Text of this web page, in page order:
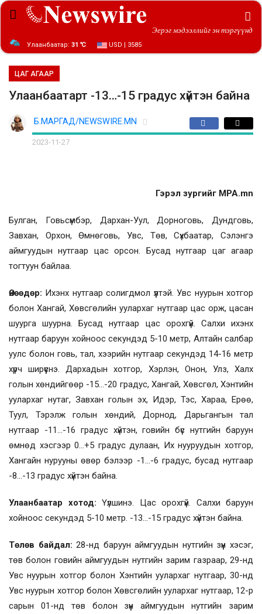
Эерэг мэдээллийг эн тэргүүнд
Улаанбаатар: 31 ℃ USD | 3585
ЦАГ АГААР
Улаанбаатарт -13…-15 градус хүйтэн байна
Б.МАРГАД/NEWSWIRE.MN
2023-11-27
Гэрэл зургийг MPA.mn
Булган, Говьсүмбэр, Дархан-Уул, Дорноговь, Дундговь,
Завхан, Орхон, Өмнөговь, Увс, Төв, Сүхбаатар, Сэлэнгэ
аймгуудын нутгаар цас орсон. Бусад нутгаар цаг агаар
тогтуун байлаа.
Өнөөдөр: Ихэнх нутгаар солигдмол үүлтэй. Увс нуурын хотгор
болон Хангай, Хөвсгөлийн уулархаг нутгаар цас орж, цасан
шуурга шуурна. Бусад нутгаар цас орохгүй. Салхи ихэнх
нутгаар баруун хойноос секундэд 5-10 метр, Алтайн салбар
уулс болон говь, тал, хээрийн нутгаар секундэд 14-16 метр
хүрч ширүүснэ. Дархадын хотгор, Хэрлэн, Онон, Улз, Халх
голын хөндийгөөр -15…-20 градус, Хангай, Хөвсгөл, Хэнтийн
уулархаг нутаг, Завхан голын эх, Идэр, Тэс, Хараа, Ерөө,
Туул, Тэрэлж голын хөндий, Дорнод, Дарьгангын тал
нутгаар -11…-16 градус хүйтэн, говийн бүс нутгийн баруун
өмнөд хэсгээр 0…+5 градус дулаан, Их нууруудын хотгор,
Хангайн нурууны өвөр бэлээр -1…-6 градус, бусад нутгаар
-8…-13 градус хүйтэн байна.
Улаанбаатар хотод: Үүлшинэ. Цас орохгүй. Салхи баруун
хойноос секундэд 5-10 метр. -13…-15 градус хүйтэн байна.
Төлөв байдал: 28-нд баруун аймгуудын нутгийн зүүн хэсэг,
төв болон говийн аймгуудын нутгийн зарим газраар, 29-нд
Увс нуурын хотгор болон Хэнтийн уулархаг нутгаар, 30-нд
Увс нуурын хотгор болон Хөвсгөлийн уулархаг нутгаар, 12-р
сарын 01-нд төв болон зүүн аймгуудын нутгийн зарим